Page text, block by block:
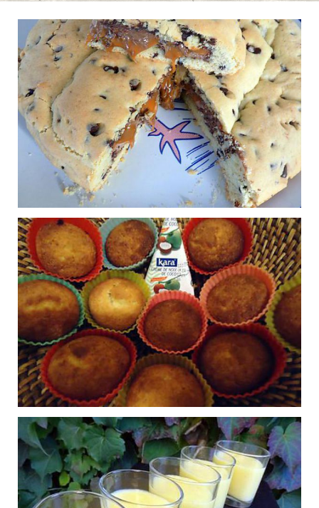
0
One pan cookie aux
mars
Publié le 23/01/2016 à 10:42